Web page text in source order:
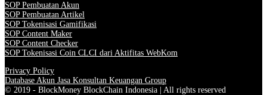
SOP Pembuatan Akun
SOP Pembuatan Artikel
SOP Tokenisasi Gamifikasi
SOP Content Maker
SOP Content Checker
SOP Tokenisasi Coin CLCI dari Aktifitas WebKom
Privacy Policy
Database Akun Jasa Konsultan Keuangan Group
© 2019 - BlockMoney BlockChain Indonesia | All rights reserved